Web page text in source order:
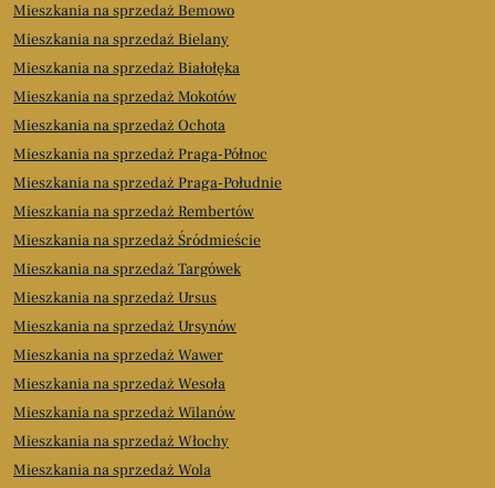
Mieszkania na sprzedaż Bemowo
Mieszkania na sprzedaż Bielany
Mieszkania na sprzedaż Białołęka
Mieszkania na sprzedaż Mokotów
Mieszkania na sprzedaż Ochota
Mieszkania na sprzedaż Praga-Północ
Mieszkania na sprzedaż Praga-Południe
Mieszkania na sprzedaż Rembertów
Mieszkania na sprzedaż Śródmieście
Mieszkania na sprzedaż Targówek
Mieszkania na sprzedaż Ursus
Mieszkania na sprzedaż Ursynów
Mieszkania na sprzedaż Wawer
Mieszkania na sprzedaż Wesoła
Mieszkania na sprzedaż Wilanów
Mieszkania na sprzedaż Włochy
Mieszkania na sprzedaż Wola